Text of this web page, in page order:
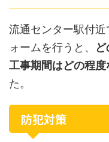
流通センター駅付
ォームを行うと、
工事期間はどの程度
た。
防犯対策